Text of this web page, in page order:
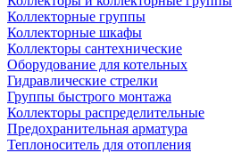
Коллекторные группы
Коллекторные шкафы
Коллекторы сантехнические
Оборудование для котельных
Гидравлические стрелки
Группы быстрого монтажа
Коллекторы распределительные
Предохранительная арматура
Теплоноситель для отопления